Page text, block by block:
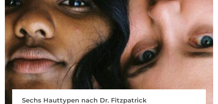
Sechs Hauttypen nach Dr. Fitzpatrick